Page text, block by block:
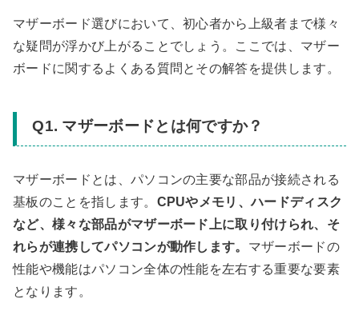
マザーボード選びにおいて、初心者から上級者まで様々
な疑問が浮かび上がることでしょう。ここでは、マザー
ボードに関するよくある質問とその解答を提供します。
Q1. マザーボードとは何ですか？
マザーボードとは、パソコンの主要な部品が接続される
基板のことを指します。 CPUやメモリ、ハードディスク
など、様々な部品がマザーボード上に取り付けられ、そ
れらが連携してパソコンが動作します。 マザーボードの
性能や機能はパソコン全体の性能を左右する重要な要素
となります。